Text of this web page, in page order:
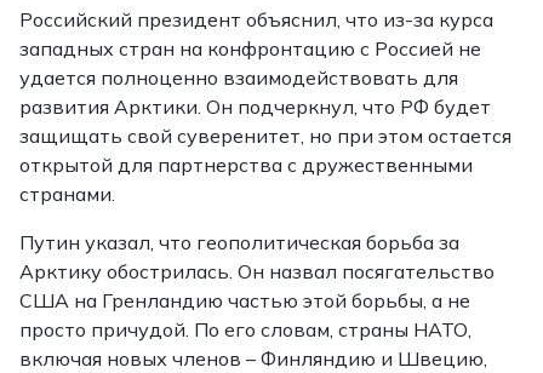
Российский президент объяснил, что из-за курса
западных стран на конфронтацию с Россией не
удается полноценно взаимодействовать для
развития Арктики. Он подчеркнул, что РФ будет
защищать свой суверенитет, но при этом остается
открытой для партнерства с дружественными
странами.
Путин указал, что геополитическая борьба за
Арктику обострилась. Он назвал посягательство
США на Гренландию частью этой борьбы, а не
просто причудой. По его словам, страны НАТО,
включая новых членов – Финляндию и Швецию,